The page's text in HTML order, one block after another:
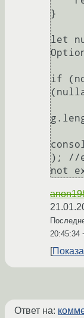
}
let
if
); //
20:45:34
Ответ на: